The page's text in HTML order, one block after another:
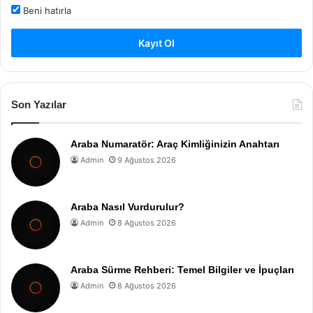
Beni hatırla
Kayıt Ol
Son Yazılar
Araba Numaratör: Araç Kimliğinizin Anahtarı
Admin 9 Ağustos 2026
Araba Nasıl Vurdurulur?
Admin 8 Ağustos 2026
Araba Sürme Rehberi: Temel Bilgiler ve İpuçları
Admin 8 Ağustos 2026